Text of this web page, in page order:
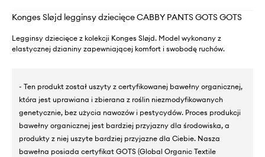
Konges Sløjd legginsy dziecięce CABBY PANTS GOTS GOTS
Legginsy dziecięce z kolekcji Konges Sløjd. Model wykonany z
elastycznej dzianiny zapewniającej komfort i swobodę ruchów.
- Ten produkt został uszyty z certyfikowanej bawełny organicznej,
która jest uprawiana i zbierana z roślin niezmodyfikowanych
genetycznie, bez użycia nawozów i pestycydów. Proces produkcji
bawełny organicznej jest bardziej przyjazny dla środowiska, a
produkty z niej uszyte bardziej przyjazne dla Ciebie. Nasza
bawełna posiada certyfikat GOTS (Global Organic Textile